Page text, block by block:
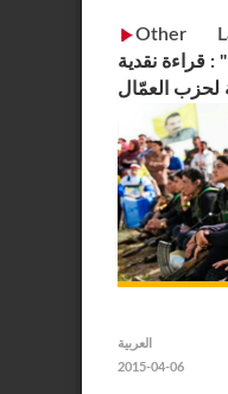
Other
: قراءة نقدية
العربية
2015-04-06